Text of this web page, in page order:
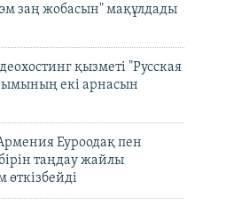
заң жобасын" мақұлдады
қызметі "Русская
екі арнасын
Еуроодақ пен
таңдау жайлы